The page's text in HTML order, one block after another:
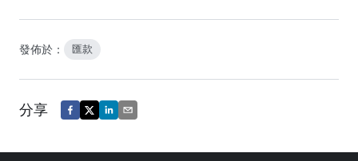
發佈於： 匯款
分享